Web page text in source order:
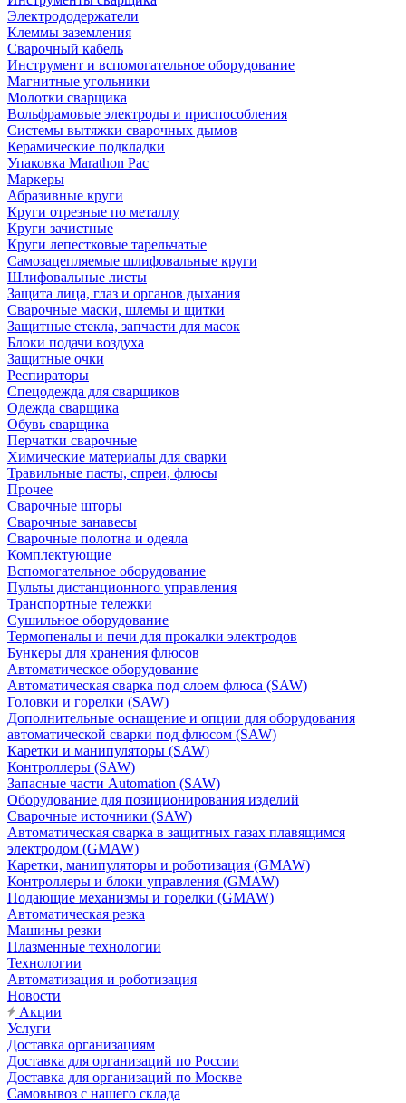
Электрододержатели
Клеммы заземления
Сварочный кабель
Инструмент и вспомогательное оборудование
Магнитные угольники
Молотки сварщика
Вольфрамовые электроды и приспособления
Системы вытяжки сварочных дымов
Керамические подкладки
Упаковка Marathon Pac
Маркеры
Абразивные круги
Круги отрезные по металлу
Круги зачистные
Круги лепестковые тарельчатые
Самозацепляемые шлифовальные круги
Шлифовальные листы
Защита лица, глаз и органов дыхания
Сварочные маски, шлемы и щитки
Защитные стекла, запчасти для масок
Блоки подачи воздуха
Защитные очки
Респираторы
Спецодежда для сварщиков
Одежда сварщика
Обувь сварщика
Перчатки сварочные
Химические материалы для сварки
Травильные пасты, спреи, флюсы
Прочее
Сварочные шторы
Сварочные занавесы
Сварочные полотна и одеяла
Комплектующие
Вспомогательное оборудование
Пульты дистанционного управления
Транспортные тележки
Сушильное оборудование
Термопеналы и печи для прокалки электродов
Бункеры для хранения флюсов
Автоматическое оборудование
Автоматическая сварка под слоем флюса (SAW)
Головки и горелки (SAW)
Дополнительные оснащение и опции для оборудования
автоматической сварки под флюсом (SAW)
Каретки и манипуляторы (SAW)
Контроллеры (SAW)
Запасные части Automation (SAW)
Оборудование для позиционирования изделий
Сварочные источники (SAW)
Автоматическая сварка в защитных газах плавящимся
электродом (GMAW)
Каретки, манипуляторы и роботизация (GMAW)
Контроллеры и блоки управления (GMAW)
Подающие механизмы и горелки (GMAW)
Автоматическая резка
Машины резки
Плазменные технологии
Технологии
Автоматизация и роботизация
Новости
Акции
Услуги
Доставка организациям
Доставка для организаций по России
Доставка для организаций по Москве
Самовывоз с нашего склада